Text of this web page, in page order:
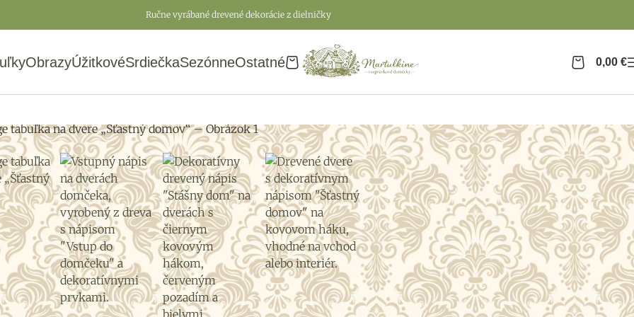
Ručne vyrábané drevené dekorácie z dielničky
ObrazyÚžitkovéSrdiečkaSezónneOstatné 0,00 €